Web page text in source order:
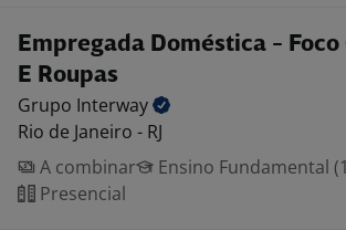
Empregada Doméstica - Foco
E Roupas
Grupo Interway
Rio de Janeiro - RJ
A combinar
Ensino Fundamental
Presencial